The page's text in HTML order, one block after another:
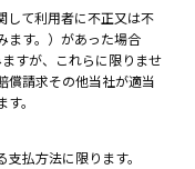
して利用者に不正又は不
ます。）があった場合
すが、これらに限りませ
償請求その他当社が適当
。
払方法に限ります。